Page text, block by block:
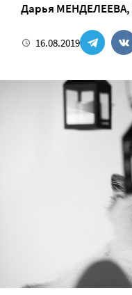
Дарья МЕНДЕЛЕЕВА,
16.08.2019